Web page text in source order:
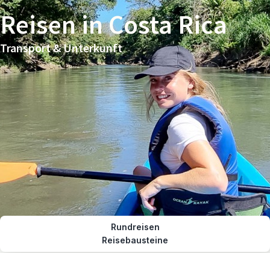
Reisen in Costa Rica
Transport & Unterkunft
Rundreisen
Reisebausteine